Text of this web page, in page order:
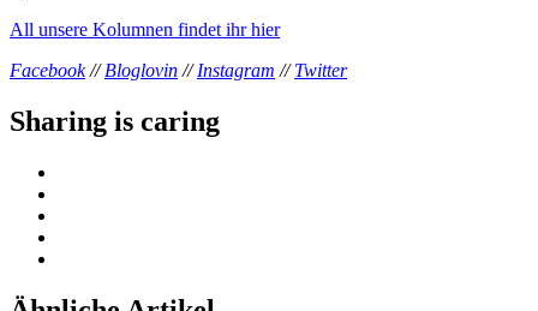
All unsere Kolumnen findet ihr hier
Facebook//Bloglovin //Instagram //Twitter
Sharing is caring